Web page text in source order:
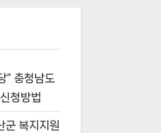
” 충청남도
청방법
군 복지지원